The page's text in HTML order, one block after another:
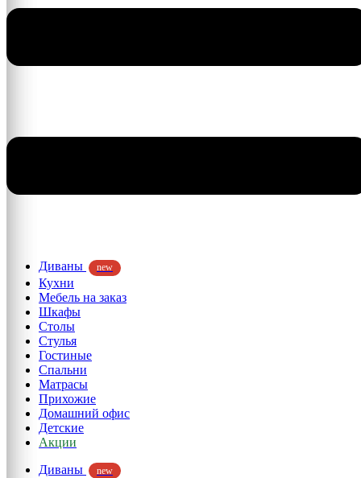
Диваны new
Кухни
Мебель на заказ
Шкафы
Столы
Стулья
Гостиные
Спальни
Матрасы
Прихожие
Домашний офис
Детские
Акции
Диваны
new